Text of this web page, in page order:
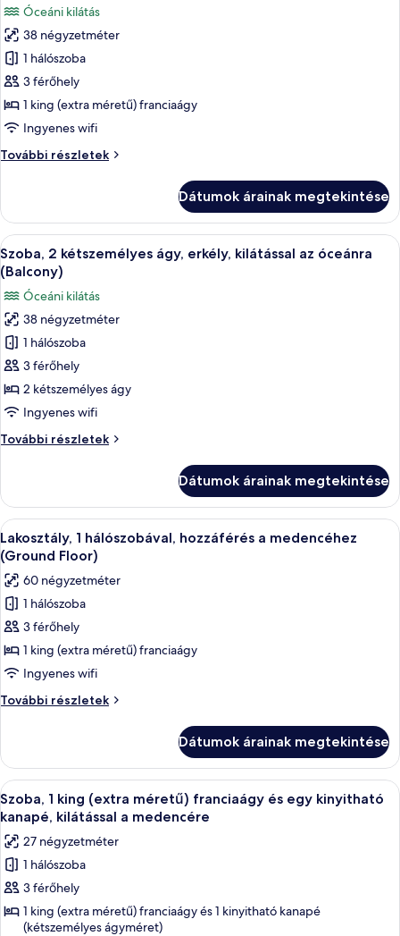
összes
képének
megtekintése:
Szoba,
1
king
méretű)
kilátással
az
óceánra
(Balcony)
Óceáni kilátás
38 négyzetméter
1 hálószoba
3 férőhely
1 king (extra méretű) franciaágy
Ingyenes wifi
További részletek
Szoba,
méretű)
franciaágy,
erkély,
kilátással
az
óceánra
(Balcony)
további
részletei
Dátumok árainak megtekintése
A
következő
szoba
összes
képének
megtekintése:
Szoba,
2
kétszemélyes
erkély,
óceánra
(Balcony)
Egy modern szállodai szoba két
11
Szoba, 2 kétszemélyes ágy, erkély, kilátással az óceánra
(Balcony)
Óceáni kilátás
38 négyzetméter
1 hálószoba
3 férőhely
2 kétszemélyes ágy
Ingyenes wifi
További részletek
Szoba,
erkély,
kilátással
az
óceánra
(Balcony)
további
részletei
Dátumok árainak megtekintése
A
következő
szoba
összes
képének
megtekintése:
Lakosztály,
1
hálószobával,
hozzáférés
medencéhez
(Ground
Floor)
Egy modern szállodai szoba,
13
Lakosztály, 1 hálószobával, hozzáférés a medencéhez
(Ground Floor)
60 négyzetméter
1 hálószoba
3 férőhely
1 king (extra méretű) franciaágy
Ingyenes wifi
További részletek
Lakosztály,
a
medencéhez
(Ground
Floor)
további
részletei
Dátumok árainak megtekintése
A
következő
szoba
összes
képének
megtekintése:
Szoba,
Egy szállodai szoba, amelyben egy
8
Szoba, 1 king (extra méretű) franciaágy és egy kinyitható
kanapé, kilátással a medencére
27 négyzetméter
1 hálószoba
3 férőhely
1 king (extra méretű) franciaágy és 1 kinyitható kanapé
(kétszemélyes ágyméret)